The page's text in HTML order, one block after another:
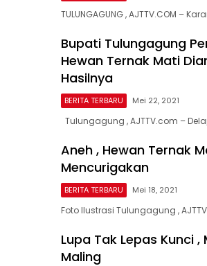
TULUNGAGUNG , AJTTV.COM –
Bupati Tulungagung
Hewan Ternak Mati
Hasilnya
BERITA TERBARU Mei 22, 2021
Tulungagung , AJTTV.com –
Aneh , Hewan Ternak
Mencurigakan
BERITA TERBARU Mei 18, 2021
Foto Ilustrasi Tulungagung ,
Lupa Tak Lepas Kunci
Maling